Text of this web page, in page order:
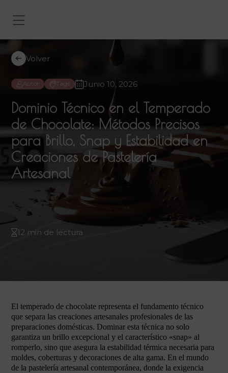
Volver
Autor Tags Junio 10, 2026
Dominio Técnico en el Temperado
de Chocolate: Métodos Precisos
para Brillo, Snap y Estabilidad en
Creaciones de Pastelería
Artesanal
12 min de lectura
El temperado de chocolate representa el fundamento técnico
que separa las creaciones artesanales profesionales de las
preparaciones domésticas. Dominar esta técnica no solo
garantiza un brillo excepcional y el característico «snap» al
romperlo, sino que asegura la estabilidad térmica necesaria para
moldes, coberturas y decoraciones de alta gama. En el mundo
de la pastelería artesanal contemporánea, donde la exigencia